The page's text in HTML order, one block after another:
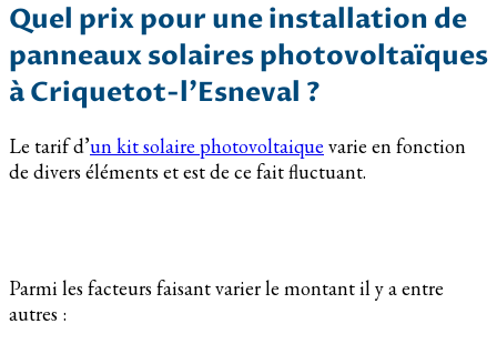
Quel prix pour une installation de
panneaux solaires photovoltaïques
à Criquetot-l’Esneval ?
Le tarif d’un kit solaire photovoltaique varie en fonction
de divers éléments et est de ce fait fluctuant.
Parmi les facteurs faisant varier le montant il y a entre
autres :